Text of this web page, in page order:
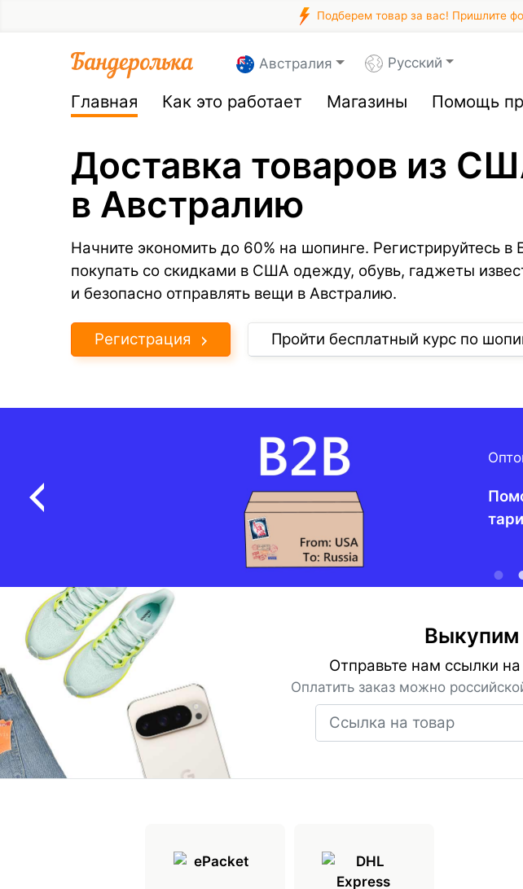
Подберем товар за вас! Пришлите
Австралия Русский
Главная Как это работает Магазины Помощь
Доставка товаров из
в Австралию
Начните экономить до 60% на шопинге. Регистрируйтесь в
покупать со скидками в США одежду, обувь, гаджеты
и безопасно отправлять вещи в Австралию.
Регистрация Пройти бесплатный курс по
Выкупим
Отправьте нам ссылки
Оплатить заказ можно